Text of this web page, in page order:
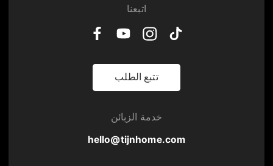
اتبعنا
تتبع الطلب
خدمة الزبائن
hello@tijnhome.com